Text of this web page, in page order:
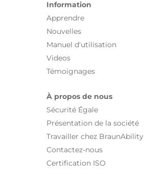
Information
Apprendre
Nouvelles
Manuel d'utilisation
Videos
Témoignages
À propos de nous
Sécurité Égale
Présentation de la société
Travailler chez BraunAbility
Contactez-nous
Certification ISO